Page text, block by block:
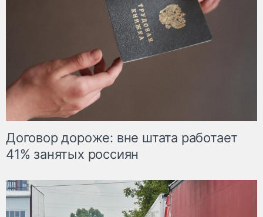
Договор дороже: вне штата работает
41% занятых россиян